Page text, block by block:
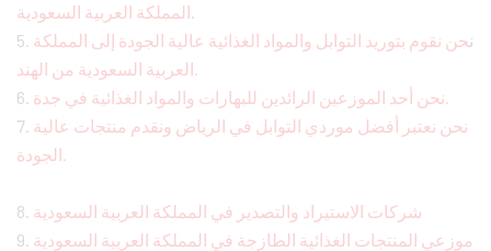
المملكة العربية السعودية
5. نحن نقوم بتوريد التوابل والمواد الغذائية عالية الجودة إلى المملكة
6.
7. نحن نعتبر أفضل موردي التوابل في الرياض ونقدم منتجات عالية
8. شركات الاستيراد والتصدير في المملكة العربية السعودية
9. موزعي المنتجات الغذائية الطازجة في المملكة العربية السعودية